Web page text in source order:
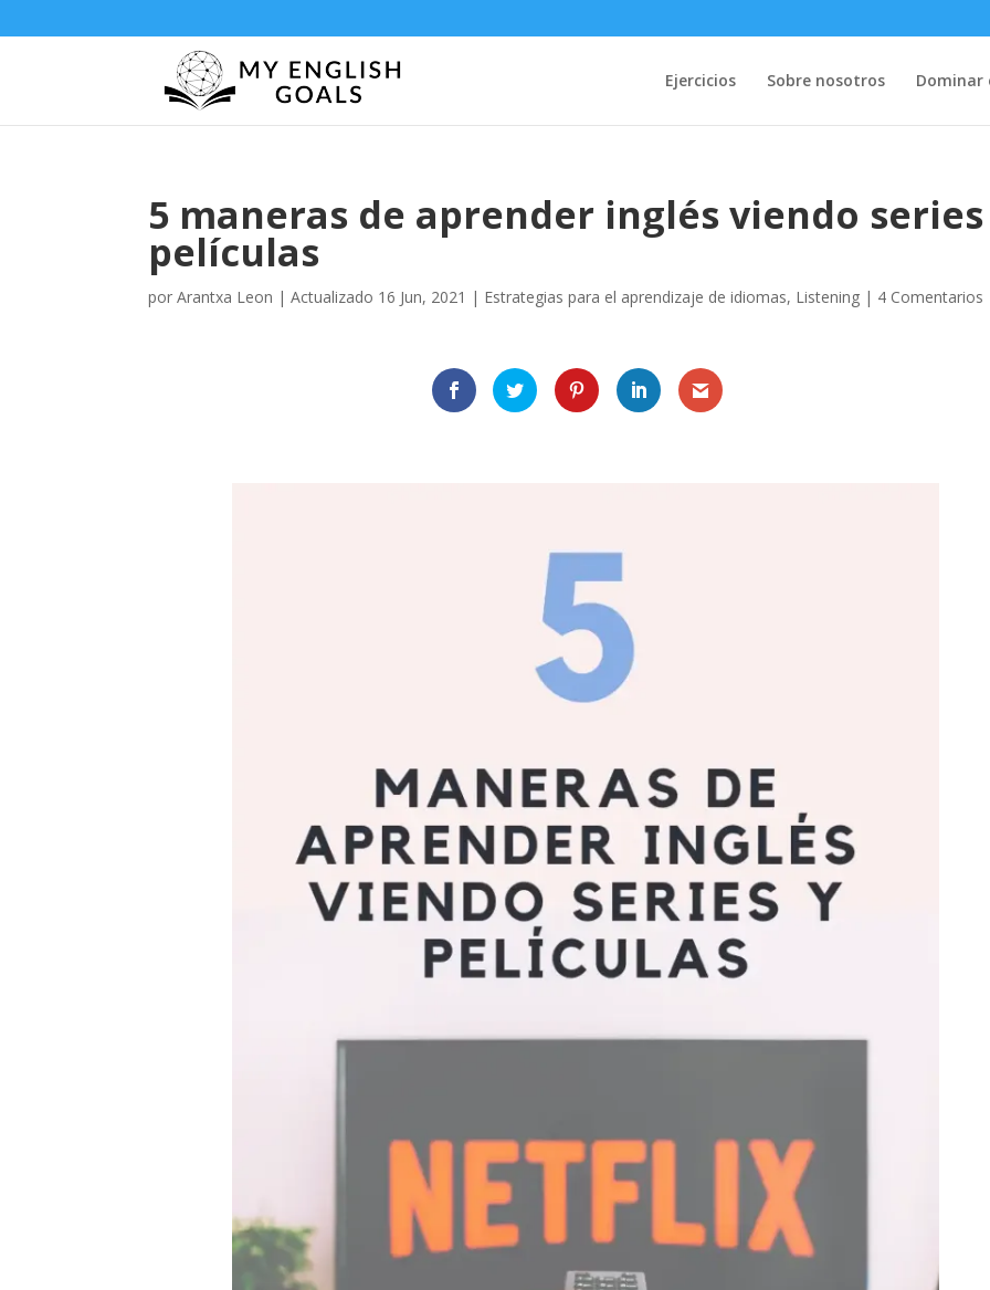
Ejercicios Sobre nosotros Dominar
5 maneras de aprender inglés viendo
películas
porArantxa Leon |Actualizado 16 Jun, 2021 | Estrategias para el aprendizaje de idiomas, Listening | 4 Comentarios